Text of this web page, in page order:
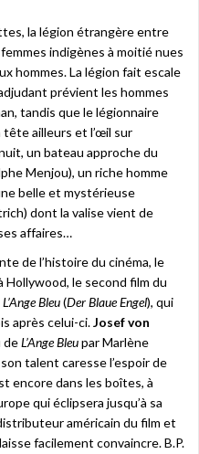
la légion étrangère entre
indigènes à moitié nues
hommes. La légion fait escale
prévient les hommes
tandis que le légionnaire
tête ailleurs et l’œil sur
un bateau approche du
Menjou), un riche homme
belle et mystérieuse
dont la valise vient de
affaires…
de l’histoire du cinéma, le
Hollywood, le second film du
L’Ange Bleu(Der Blaue Engel), qui
après celui-ci.Josef von
deL’Ange Bleupar Marlène
talent caresse l’espoir de
encore dans les boîtes, à
qui éclipsera jusqu’à sa
américain du film et
facilement convaincre. B.P.